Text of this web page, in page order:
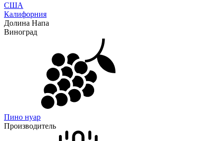
США
Калифорния
Долина Напа
Виноград
Пино нуар
Производитель